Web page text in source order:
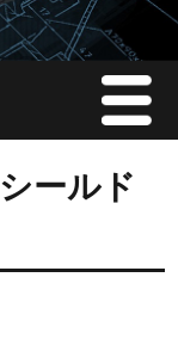
Menu
ールド